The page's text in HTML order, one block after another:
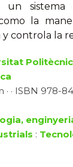
un sistema
la
y controla la
· · ISBN 978-
: